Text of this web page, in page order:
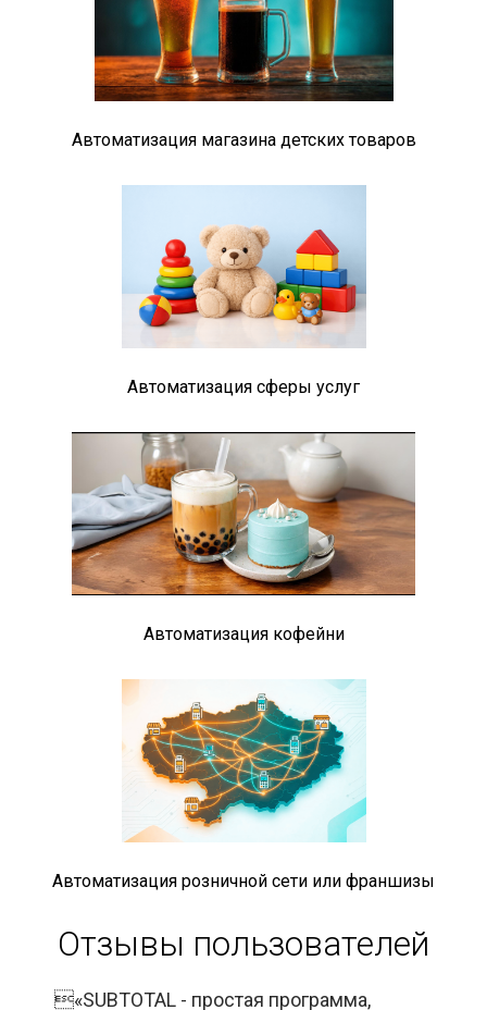
Автоматизация магазина детских товаров
Автоматизация сферы услуг
Автоматизация кофейни
Автоматизация розничной сети или франшизы
Отзывы пользователей
«SUBTOTAL - простая программа,